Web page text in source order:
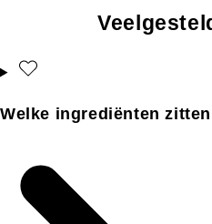
Welke ingrediënten